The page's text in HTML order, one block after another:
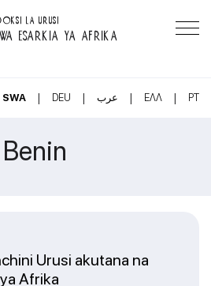
LA URUSI
ESARKIA YA AFRIKA
SWA | DEU | عرب | ΕΛΛ | PT
Benin
Urusi akutana na
Afrika